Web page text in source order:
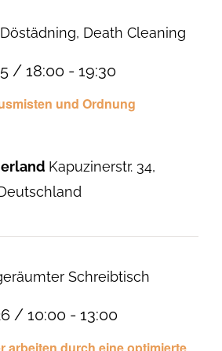
und Ordnung
/ 18:00 - 19:30
Kapuzinerstr. 34,
/ 10:00 - 13:00